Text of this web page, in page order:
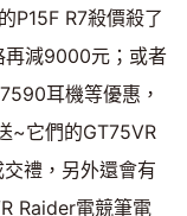
P15F R7殺價殺了
減9000元；或者
耳機等優惠，
~它們的GT75VR
禮，另外還會有
Raider電競筆電